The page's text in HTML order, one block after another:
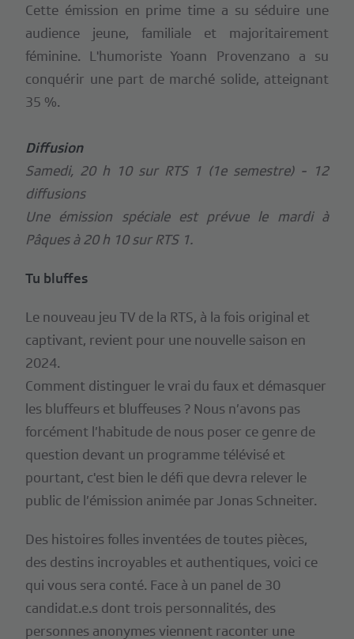
Cette émission en prime time a su séduire une
audience jeune, familiale et majoritairement
féminine. L'humoriste Yoann Provenzano a su
conquérir une part de marché solide, atteignant
35 %.
Diffusion
Samedi, 20 h 10 sur RTS 1 (1e semestre) - 12
diffusions
Une émission spéciale est prévue le mardi à
Pâques à 20 h 10 sur RTS 1.
Tu bluffes
Le nouveau jeu TV de la RTS, à la fois original et
captivant, revient pour une nouvelle saison en
2024.
Comment distinguer le vrai du faux et démasquer
les bluffeurs et bluffeuses ? Nous n’avons pas
forcément l’habitude de nous poser ce genre de
question devant un programme télévisé et
pourtant, c'est bien le défi que devra relever le
public de l’émission animée par Jonas Schneiter.
Des histoires folles inventées de toutes pièces,
des destins incroyables et authentiques, voici ce
qui vous sera conté. Face à un panel de 30
candidat.e.s dont trois personnalités, des
personnes anonymes viennent raconter une